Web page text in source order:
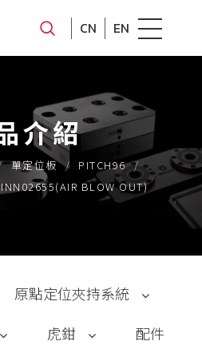
CN EN
介紹
單定位板
PITCH96
INN02655(AIR BLOW OUT)
原點定位夾持系統
虎鉗
配件